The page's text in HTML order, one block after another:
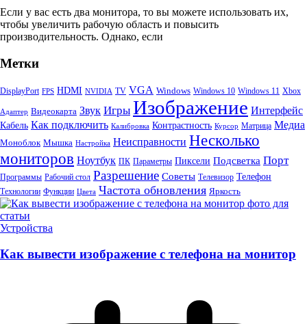
Если у вас есть два монитора, то вы можете использовать их,
чтобы увеличить рабочую область и повысить
производительность. Однако, если
Метки
DisplayPort FPS HDMI NVIDIA TV VGA Windows Windows 10 Windows 11 Xbox
Адаптер Видеокарта Звук Игры Изображение Интерфейс
Кабель Как подключить Калибровка Контрастность Курсор Матрица Медиа
Моноблок Мышка Настройка Неисправности Несколько
мониторов Ноутбук ПК Параметры Пиксели Подсветка Порт
Программы Рабочий стол Разрешение Советы Телевизор Телефон
Технологии Функции Цвета Частота обновления Яркость
Устройства
Как вывести изображение с телефона на монитор